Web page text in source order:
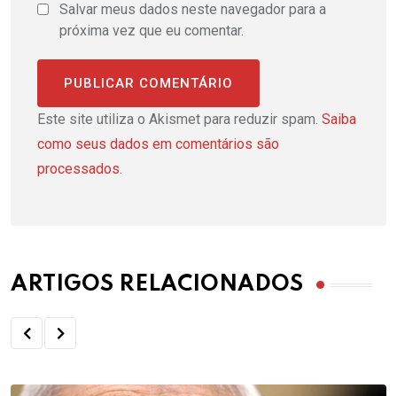
Salvar meus dados neste navegador para a
próxima vez que eu comentar.
Este site utiliza o Akismet para reduzir spam. Saiba
como seus dados em comentários são
processados.
ARTIGOS RELACIONADOS